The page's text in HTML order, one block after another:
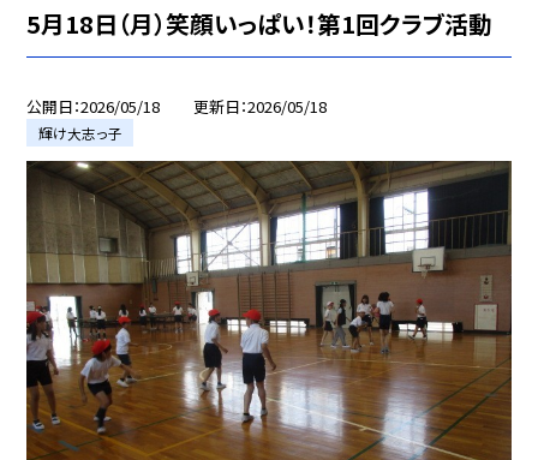
5月18日（月）笑顔いっぱい！第1回クラブ活動
公開日 2026/05/18 更新日 2026/05/18
輝け大志っ子